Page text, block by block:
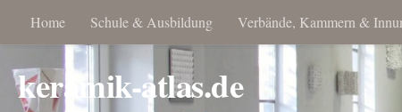
Home Schule & Ausbildung Verbände, Kammern &
keramik-atlas.de